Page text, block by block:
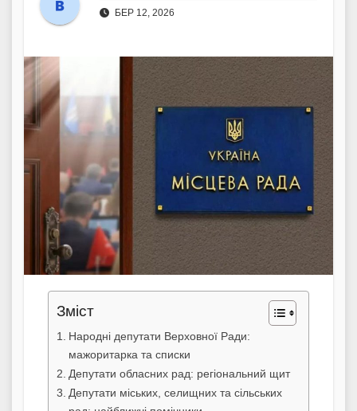
БЕР 12, 2026
Зміст
Народні депутати Верховної Ради:
мажоритарка та списки
Депутати обласних рад: регіональний щит
Депутати міських, селищних та сільських